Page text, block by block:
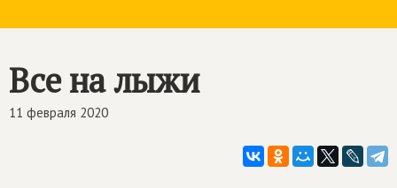
Все на лыжи
11 февраля 2020